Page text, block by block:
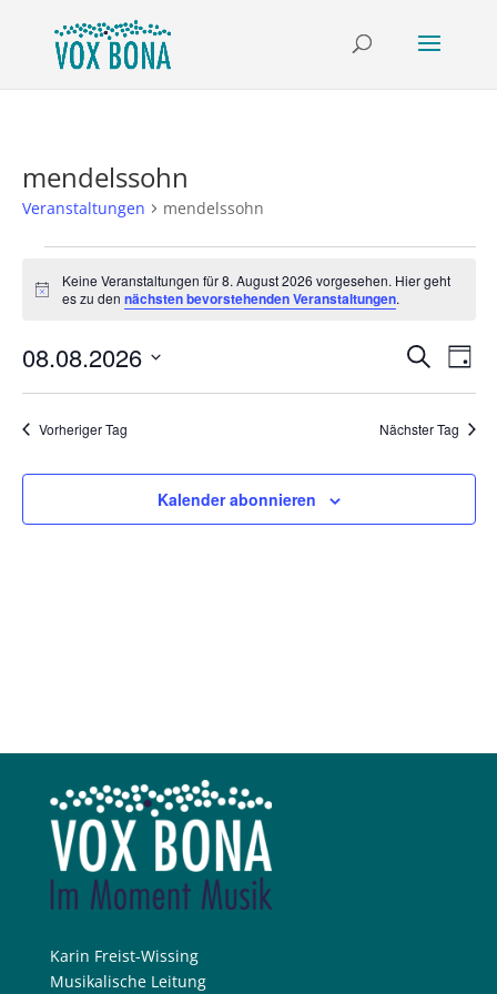
mendelssohn
Veranstaltungen mendelssohn
Veranstaltungen
für
August
2026
Hinweis
Keine Veranstaltungen für 8. August 2026 vorgesehen. Hier geht
es zu den nächsten bevorstehenden Veranstaltungen.
Suche
SucheTag
08.08.2026
Vorheriger Tag Nächster Tag
Kalender abonnieren
Karin Freist-Wissing
Musikalische Leitung